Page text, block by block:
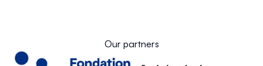
Our partners